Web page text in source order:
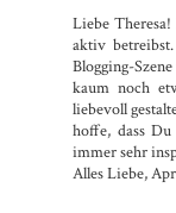
Liebe
aktiv
Blogging-
kaum noch
liebevoll
hoffe, dass
immer sehr
Alles Liebe,